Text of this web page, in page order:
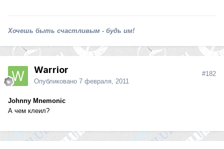
Хочешь быть счастливым - будь им!
Warrior
Опубликовано 7 февраля, 2011
#182
Johnny Mnemonic
А чем клеил?